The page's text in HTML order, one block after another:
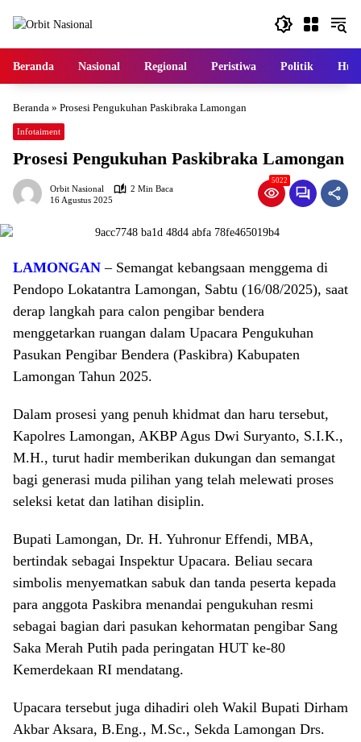
Beranda Nasional Regional Peristiwa Politik
Beranda » Prosesi Pengukuhan Paskibraka Lamongan
Infotaiment
Prosesi Pengukuhan Paskibraka Lamongan
Orbit Nasional
2 Min Baca
16 Agustus 2025
5022
LAMONGAN – Semangat kebangsaan menggema di
Pendopo Lokatantra Lamongan, Sabtu (16/08/2025), saat
derap langkah para calon pengibar bendera
menggetarkan ruangan dalam Upacara Pengukuhan
Pasukan Pengibar Bendera (Paskibra) Kabupaten
Lamongan Tahun 2025.
Dalam prosesi yang penuh khidmat dan haru tersebut,
Kapolres Lamongan, AKBP Agus Dwi Suryanto, S.I.K.,
M.H., turut hadir memberikan dukungan dan semangat
bagi generasi muda pilihan yang telah melewati proses
seleksi ketat dan latihan disiplin.
Bupati Lamongan, Dr. H. Yuhronur Effendi, MBA,
bertindak sebagai Inspektur Upacara. Beliau secara
simbolis menyematkan sabuk dan tanda peserta kepada
para anggota Paskibra menandai pengukuhan resmi
sebagai bagian dari pasukan kehormatan pengibar Sang
Saka Merah Putih pada peringatan HUT ke-80
Kemerdekaan RI mendatang.
Upacara tersebut juga dihadiri oleh Wakil Bupati Dirham
Akbar Aksara, B.Eng., M.Sc., Sekda Lamongan Drs.